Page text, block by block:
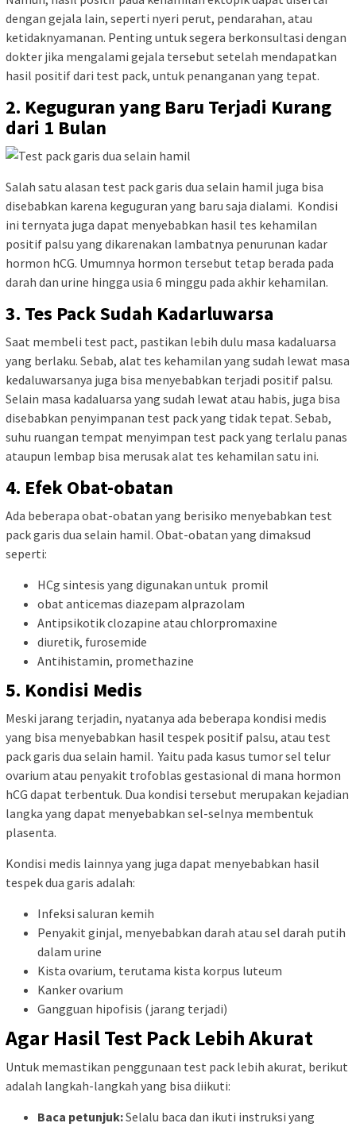
dengan gejala lain, seperti nyeri perut, pendarahan, atau
ketidaknyamanan. Penting untuk segera berkonsultasi dengan
dokter jika mengalami gejala tersebut setelah mendapatkan
hasil positif dari test pack, untuk penanganan yang tepat.
2. Keguguran yang Baru Terjadi Kurang
dari 1 Bulan
Salah satu alasan test pack garis dua selain hamil juga bisa
disebabkan karena keguguran yang baru saja dialami. Kondisi
ini ternyata juga dapat menyebabkan hasil tes kehamilan
positif palsu yang dikarenakan lambatnya penurunan kadar
hormon hCG. Umumnya hormon tersebut tetap berada pada
darah dan urine hingga usia 6 minggu pada akhir kehamilan.
3. Tes Pack Sudah Kadarluwarsa
Saat membeli test pact, pastikan lebih dulu masa kadaluarsa
yang berlaku. Sebab, alat tes kehamilan yang sudah lewat masa
kedaluwarsanya juga bisa menyebabkan terjadi positif palsu.
Selain masa kadaluarsa yang sudah lewat atau habis, juga bisa
disebabkan penyimpanan test pack yang tidak tepat. Sebab,
suhu ruangan tempat menyimpan test pack yang terlalu panas
ataupun lembap bisa merusak alat tes kehamilan satu ini.
4. Efek Obat-obatan
Ada beberapa obat-obatan yang berisiko menyebabkan test
pack garis dua selain hamil. Obat-obatan yang dimaksud
seperti:
HCg sintesis yang digunakan untuk promil
obat anticemas diazepam alprazolam
Antipsikotik clozapine atau chlorpromaxine
diuretik, furosemide
Antihistamin, promethazine
5. Kondisi Medis
Meski jarang terjadin, nyatanya ada beberapa kondisi medis
yang bisa menyebabkan hasil tespek positif palsu, atau test
pack garis dua selain hamil. Yaitu pada kasus tumor sel telur
ovarium atau penyakit trofoblas gestasional di mana hormon
hCG dapat terbentuk. Dua kondisi tersebut merupakan kejadian
langka yang dapat menyebabkan sel-selnya membentuk
plasenta.
Kondisi medis lainnya yang juga dapat menyebabkan hasil
tespek dua garis adalah:
Infeksi saluran kemih
Penyakit ginjal, menyebabkan darah atau sel darah putih
dalam urine
Kista ovarium, terutama kista korpus luteum
Kanker ovarium
Gangguan hipofisis (jarang terjadi)
Agar Hasil Test Pack Lebih Akurat
Untuk memastikan penggunaan test pack lebih akurat, berikut
adalah langkah-langkah yang bisa diikuti:
Baca petunjuk:Selalu baca dan ikuti instruksi yang